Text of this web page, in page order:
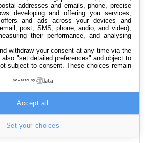
de 120 Hz
très agréable.
très réactif
addresses and emails, phone, precise
developing and offering you services,
offers and ads across your devices and
post, SMS, phone, audio, and video),
their performance, and analysing
withdraw your consent at any time via the
also "set detailed preferences" and object to
subject to consent. These choices remain
powered by
Set your choices
Accept all